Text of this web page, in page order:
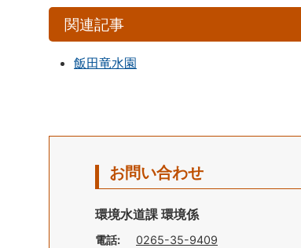
関連記事
飯田竜水園
お問い合わせ
環境水道課 環境係
電話:
0265-35-9409